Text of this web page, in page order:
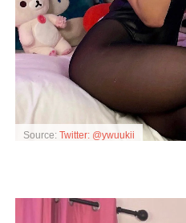
Source: Twitter: @ywuukii